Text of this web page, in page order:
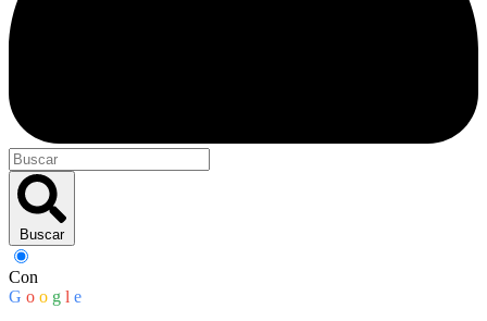
Buscar
Con
G o o g l e